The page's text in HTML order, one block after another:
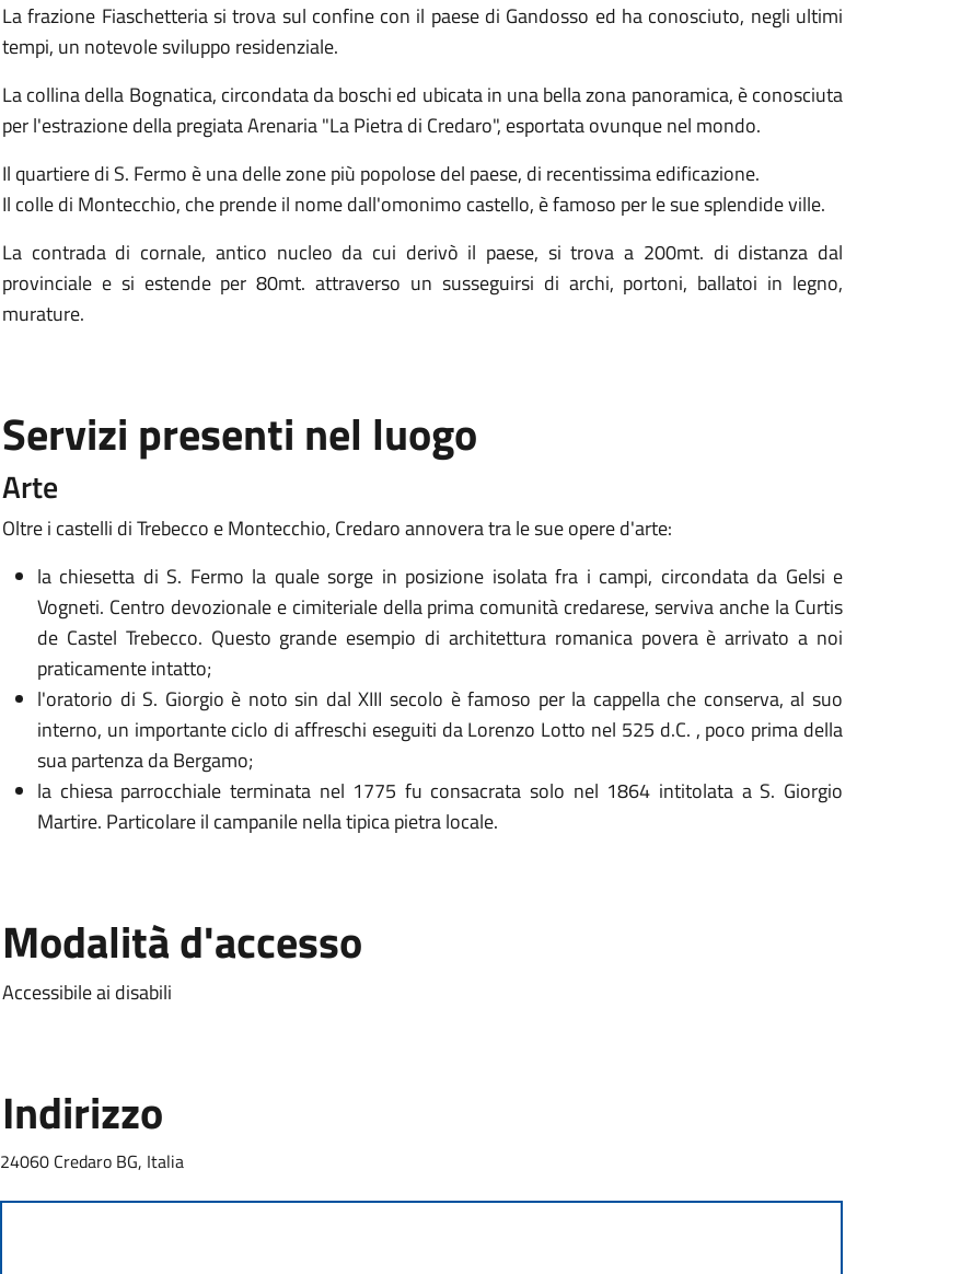
La frazione Fiaschetteria si trova sul confine con il paese di Gandosso ed ha conosciuto, negli ultimi
tempi, un notevole sviluppo residenziale.
La collina della Bognatica, circondata da boschi ed ubicata in una bella zona panoramica, è conosciuta
per l'estrazione della pregiata Arenaria "La Pietra di Credaro", esportata ovunque nel mondo.
Il quartiere di S. Fermo è una delle zone più popolose del paese, di recentissima edificazione.
Il colle di Montecchio, che prende il nome dall'omonimo castello, è famoso per le sue splendide ville.
La contrada di cornale, antico nucleo da cui derivò il paese, si trova a 200mt. di distanza dal
provinciale e si estende per 80mt. attraverso un susseguirsi di archi, portoni, ballatoi in legno,
murature.
Servizi presenti nel luogo
Arte
Oltre i castelli di Trebecco e Montecchio, Credaro annovera tra le sue opere d'arte:
la chiesetta di S. Fermo la quale sorge in posizione isolata fra i campi, circondata da Gelsi e
Vogneti. Centro devozionale e cimiteriale della prima comunità credarese, serviva anche la Curtis
de Castel Trebecco. Questo grande esempio di architettura romanica povera è arrivato a noi
praticamente intatto;
l'oratorio di S. Giorgio è noto sin dal XIII secolo è famoso per la cappella che conserva, al suo
interno, un importante ciclo di affreschi eseguiti da Lorenzo Lotto nel 525 d.C. , poco prima della
sua partenza da Bergamo;
la chiesa parrocchiale terminata nel 1775 fu consacrata solo nel 1864 intitolata a S. Giorgio
Martire. Particolare il campanile nella tipica pietra locale.
Modalità d'accesso
Accessibile ai disabili
Indirizzo
24060 Credaro BG, Italia